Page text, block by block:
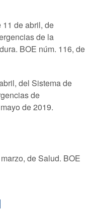
11 de abril, de
de la
BOE núm. 116, de
del Sistema de
de
de 2019.
de Salud. BOE